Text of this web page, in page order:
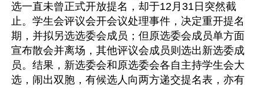
选一直未曾正式开放提名，却于12月31日突然截
止。学生会评议会开会议处理事件，决定重开提名
期，并拟另选选委会成员；但原选委会成员单方面
宣布散会并离场，其他评议会成员则选出新选委成
员。结果，新选委会和原选委会各自主持学生会大
选，闹出双胞，有候选人向两方递交提名表，亦有